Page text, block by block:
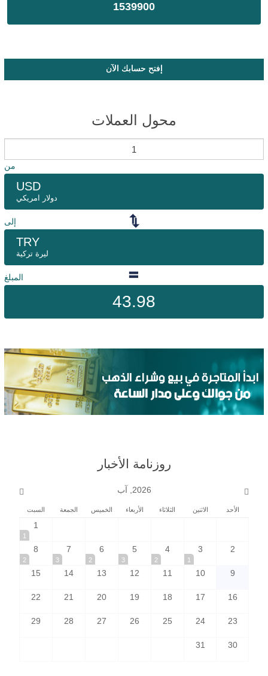
1539900
إفتح حسابك الآن
محول العملات
من
USD
دولار امريكي
إلى
TRY
ليرة تركية
المبلغ
43.98
روزنامة الأخبار
2026, آب
الأحد الاثنين الثلاثاء الأربعاء الخميس الجمعة السبت
1
1
2
3
1
4
2
5
3
6
2
7
3
8
2
9
10
11
12
13
14
15
16
17
18
19
20
21
22
23
24
25
26
27
28
29
30
31